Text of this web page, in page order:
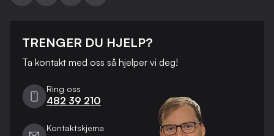
TRENGER DU HJELP?
Ta kontakt med oss ​​så hjelper vi deg!
Ring oss
482 39 210
Kontaktskjema